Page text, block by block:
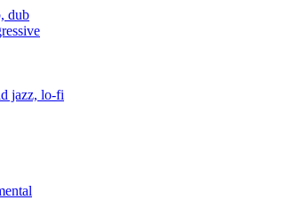
dub
jazz, lo-fi